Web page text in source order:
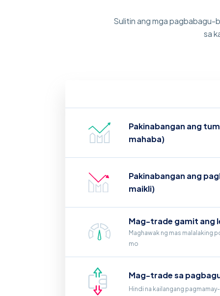
Sulitin ang mga pagbabagu-
sa
Pakinabangan ang
mahaba)
Pakinabangan ang
maikli)
Mag-trade gamit ang
Maghawak ng mas malalaking
mo
Mag-trade sa
Hindi na kailangang